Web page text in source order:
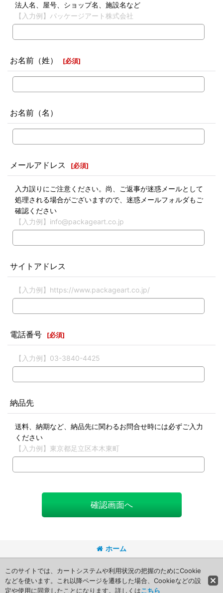
法人名、屋号、ショップ名、施設名など
【入力例】パッケージアート株式会社
お名前（姓） [必須]
お名前（名）
メールアドレス [必須]
入力誤りにご注意ください。尚、ご返事が迷惑メールとして
処理される場合がございますので、迷惑メールフォルダもご
確認ください
【入力例】info@packageart.co.jp
サイトアドレス
【入力例】https://www.packageart.co.jp/
電話番号 [必須]
【入力例】03-3840-4425
納品先
送料、納期など、納品先に関わるお問合せ時には必ずご入力
ください
【入力例】東京都足立区本木東町
確認画面へ
ホーム
このサイトでは、カートシステムや利用状況の把握のためにCookie
などを使います。これ以降ページを遷移した場合、Cookieなどの設
定や使用に同意したことになります。詳しくはこちら